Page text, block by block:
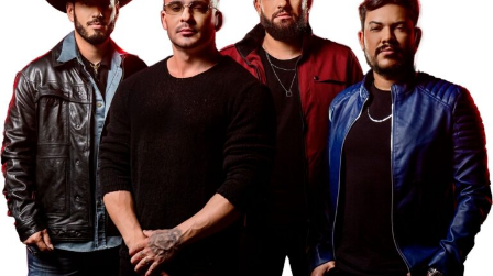
SBT- SISTEMA BRASILEIRO DE TELEVISÃO